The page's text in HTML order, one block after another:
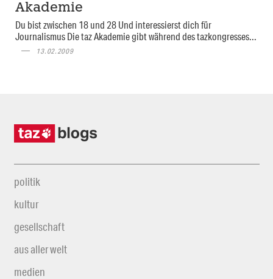
Akademie
Du bist zwischen 18 und 28 Und interessierst dich für
Journalismus Die taz Akademie gibt während des tazkongresses...
13.02.2009
politik
kultur
gesellschaft
aus aller welt
medien